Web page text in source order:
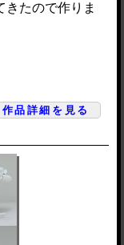
きたので作りま
作品詳細を見る